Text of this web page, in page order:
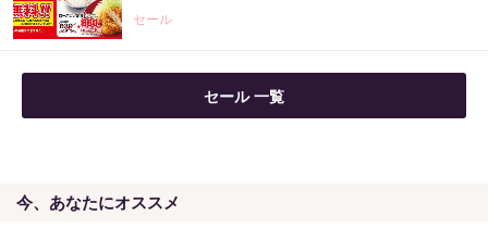
セール
セール 一覧
今、あなたにオススメ